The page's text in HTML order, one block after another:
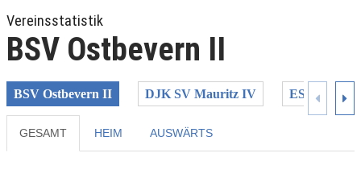
Vereinsstatistik
BSV Ostbevern II
BSV Ostbevern II DJK SV Mauritz IV ESV
GESAMT HEIM AUSWÄRTS